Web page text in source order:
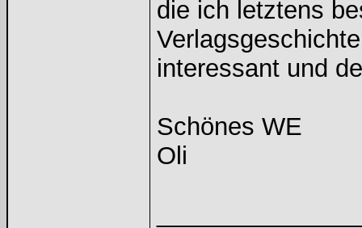
die ich letztens
interessant und
Schönes WE
Oli